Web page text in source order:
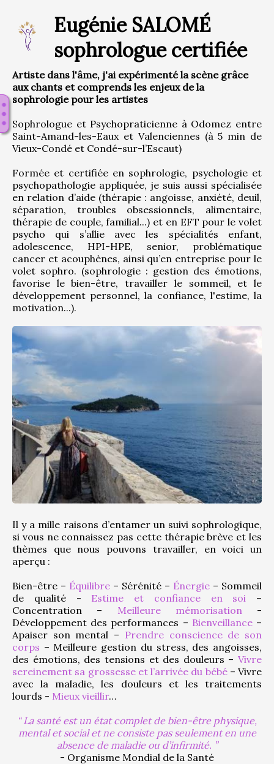
Eugénie SALOMÉ
sophrologue certifiée
Artiste dans l'âme, j'ai expérimenté la scène grâce
aux chants et comprends les enjeux de la
sophrologie pour les artistes
Sophrologue et Psychopraticienne à Odomez entre
Saint-Amand-les-Eaux et Valenciennes (à 5 min de
Vieux-Condé et Condé-sur-l’Escaut)
Formée et certifiée en sophrologie, psychologie et
psychopathologie appliquée, je suis aussi spécialisée
en relation d’aide (thérapie : angoisse, anxiété, deuil,
séparation, troubles obsessionnels, alimentaire,
thérapie de couple, familial...) et en EFT pour le volet
psycho qui s’allie avec les spécialités enfant,
adolescence, HPI-HPE, senior, problématique
cancer et acouphènes, ainsi qu’en entreprise pour le
volet sophro. (sophrologie : gestion des émotions,
favorise le bien-être, travailler le sommeil, et le
développement personnel, la confiance, l'estime, la
motivation...).
Il y a mille raisons d’entamer un suivi sophrologique,
si vous ne connaissez pas cette thérapie brève et les
thèmes que nous pouvons travailler, en voici un
aperçu :
Bien-être – Équilibre – Sérénité – Énergie – Sommeil
de qualité - Estime et confiance en soi –
Concentration – Meilleure mémorisation -
Développement des performances – Bienveillance –
Apaiser son mental – Prendre conscience de son
corps – Meilleure gestion du stress, des angoisses,
des émotions, des tensions et des douleurs – Vivre
sereinement sa grossesse et l’arrivée du bébé – Vivre
avec la maladie, les douleurs et les traitements
lourds - Mieux vieillir…
La santé est un état complet de bien-être physique,
mental et social et ne consiste pas seulement en une
absence de maladie ou d’infirmité.
- Organisme Mondial de la Santé